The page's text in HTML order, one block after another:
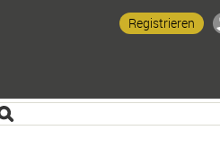
Registrieren